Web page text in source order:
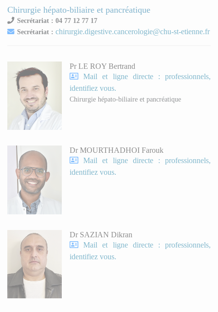
Chirurgie hépato-biliaire et pancréatique
Secrétariat : 04 77 12 77 17
Secrétariat :chirurgie.digestive.cancerologie@chu-st-etienne.fr
Pr LE ROY Bertrand
Mail et ligne directe : professionnels,
identifiez vous.
Chirurgie hépato-biliaire et pancréatique
Dr MOURTHADHOI Farouk
Mail et ligne directe : professionnels,
identifiez vous.
Dr SAZIAN Dikran
Mail et ligne directe : professionnels,
identifiez vous.